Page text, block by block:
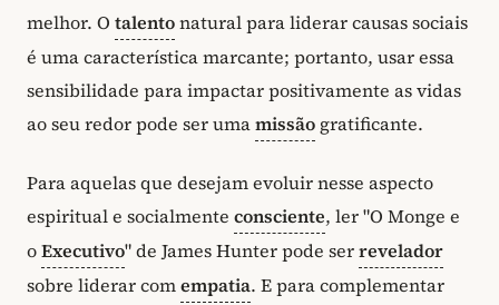
melhor. O talentonatural para liderar causas sociais
é uma característica marcante; portanto, usar essa
sensibilidade para impactar positivamente as vidas
ao seu redor pode ser umamissão gratificante.
Para aquelas que desejam evoluir nesse aspecto
espiritual e socialmente consciente, ler "O Monge e
oExecutivo" de James Hunter pode serrevelador
sobre liderar comempatia. E para complementar